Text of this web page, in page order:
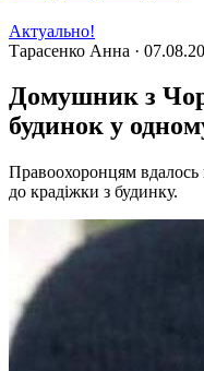
Актуально!
Тарасенко Анна ·
Домушник з
будинок у
Правоохоронцям
до крадіжки з будинку.